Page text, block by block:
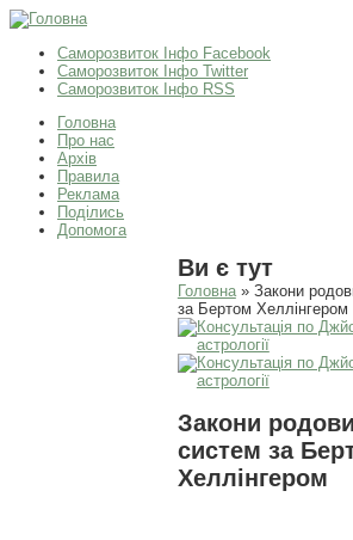
Саморозвиток Інфо Facebook
Саморозвиток Інфо Twitter
Саморозвиток Інфо RSS
Головна
Про нас
Архів
Правила
Реклама
Поділись
Допомога
Ви є тут
Головна» Закони
за Бертом Хеллінгером
Закони
систем за
Хеллінгером